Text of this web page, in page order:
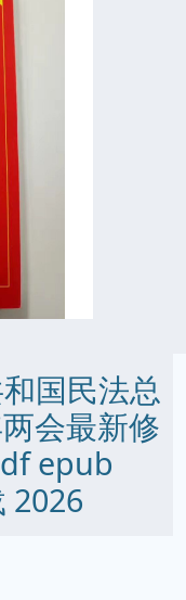
国民法总
会最新修
epub
2026